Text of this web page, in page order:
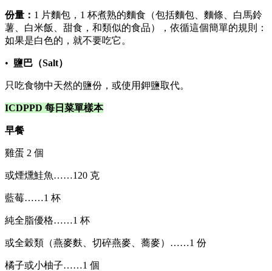
份量： 1 片麵包，1 杯煮熟的麵食（包括麵包、麵條、白馬鈴
薯、白米飯、甜食，和類似的食品），依循這個簡單的規則：
如果是白色的，就不要吃它。
• 鹽巴（Salt）
只吃食物中天然的鹽份，或使用鉀鹽取代。
ICDPPD 每日菜單樣本
早餐
雞蛋 2 個
或煙燻鮭魚……120 克
藍莓……1 杯
純全脂優格……1 杯
或全穀類（燕麥麩、切碎燕麥、蕎麥）……1 份
橘子或小柚子……1 個